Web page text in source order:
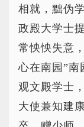
相就，黜伪
政殿大学士
常怏怏失意
心在南园”南
观文殿学士
大使兼知建